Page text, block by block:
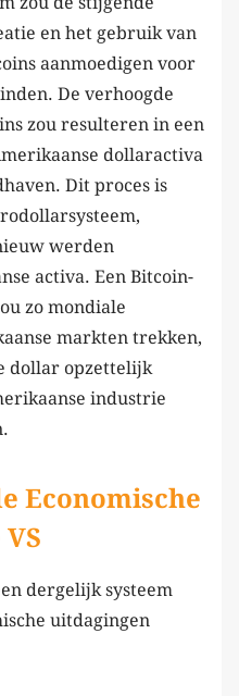
en het gebruik van
aanmoedigen voor
De verhoogde
zou resulteren in een
dollaractiva
Dit proces is
werden
activa. Een Bitcoin-
zo mondiale
markten trekken,
dollar opzettelijk
industrie
Economische
dergelijk systeem
uitdagingen